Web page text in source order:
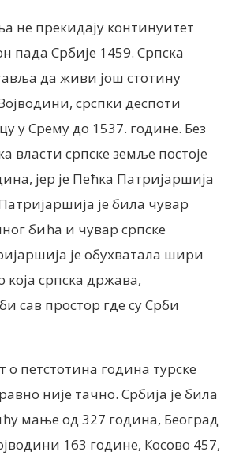
не прекидају континуитет
пада Србије 1459. Српска
да живи још стотину
срспки деспоти
у Срему до 1537. године. Без
власти српске земље постоје
јер је Пећка Патријаршија
је била чувар
бића и чувар српске
је обухватала шири
која српска држава,
сав простор где су Срби
о петстотина година турске
није тачно. Србија је била
мање од 327 година, Београд
163 године, Косово 457,